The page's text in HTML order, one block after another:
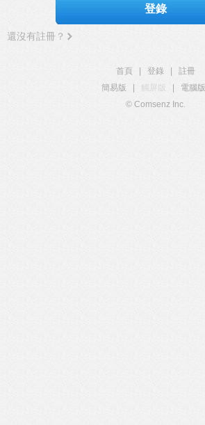
登錄
還沒有註冊？
首頁 登錄
註冊
簡易版
觸屏版 電腦版
© Comsenz Inc.